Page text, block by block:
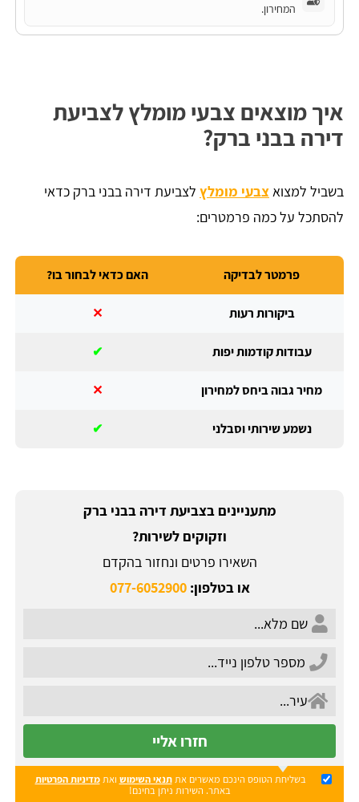
המחירון.
איך מוצאים צבעי מומלץ לצביעת
דירה בבני ברק?
בשביל למצואצבעי מומלץ לצביעת דירה בבני ברק כדאי
להסתכל על כמה פרמטרים:
פרמטר לבדיקה האם כדאי לבחור בו?
ביקורות רעות ✕
עבודות קודמות יפות ✔
מחיר גבוה ביחס למחירון ✕
נשמע שירותי וסבלני ✔
מתעניינים בצביעת דירה בבני ברק
וזקוקים לשירות?
השאירו פרטים ונחזור בהקדם
או בטלפון:077-6052900
חזרו אליי
בשליחת הטופס הינכם מאשרים אתתנאי השימוש ואתמדיניות הפרטיות
באתר. השירות ניתן בחינם!